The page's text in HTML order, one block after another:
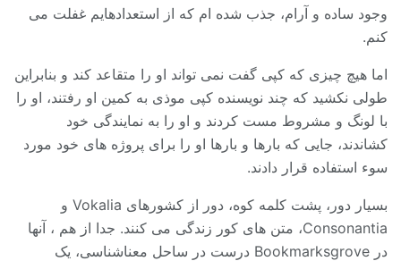
وجود ساده و آرام، جذب شده ام که از استعدادهایم غفلت می
کنم.
اما هیچ چیزی که کپی گفت نمی تواند او را متقاعد کند و بنابراین
طولی نکشید که چند نویسنده کپی موذی به کمین او رفتند، او را
با لونگ و مشروط مست کردند و او را به نمایندگی خود
کشاندند، جایی که بارها و بارها او را برای پروژه های خود مورد
سوء استفاده قرار دادند.
بسیار دور، پشت کلمه کوه، دور از کشورهای Vokalia و
Consonantia، متن های کور زندگی می کنند. جدا از هم ، آنها
در Bookmarksgrove درست در ساحل معناشناسی، یک